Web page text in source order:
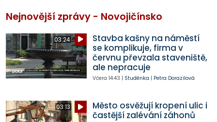
Nejnovější zprávy - Novojičínsko
03:24
Stavba kašny na náměstí
se komplikuje, firma v
červnu převzala staveniště,
ale nepracuje
Včera 14:43 | Studénka | Petra Dorazilová
03:13
Město osvěžují kropení ulic i
častější zalévání záhonů